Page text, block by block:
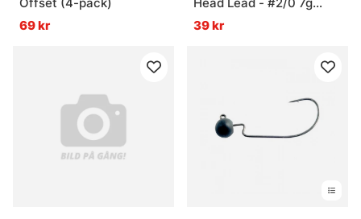
69 kr
Black Nickel (3-pack)
39 kr